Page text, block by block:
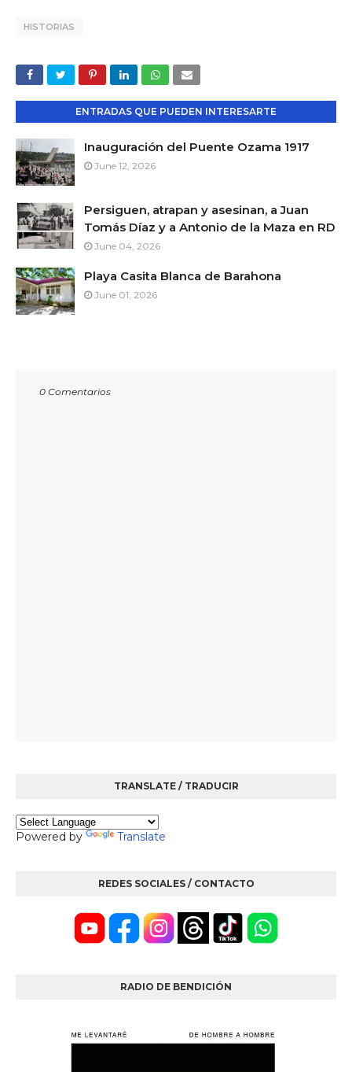
HISTORIAS
ENTRADAS QUE PUEDEN INTERESARTE
Inauguración del Puente Ozama 1917
June 12, 2026
Persiguen, atrapan y asesinan, a Juan
Tomás Díaz y a Antonio de la Maza en RD
June 04, 2026
Playa Casita Blanca de Barahona
June 01, 2026
0 Comentarios
TRANSLATE / TRADUCIR
Powered by Translate
REDES SOCIALES / CONTACTO
RADIO DE BENDICIÓN